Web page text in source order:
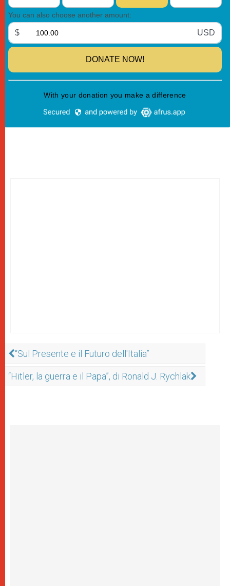
“Sul Presente e il Futuro dell'Italia”
“Hitler, la guerra e il Papa”, di Ronald J. Rychlak